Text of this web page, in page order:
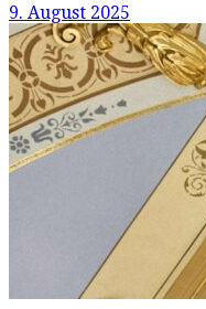
9. August 2025